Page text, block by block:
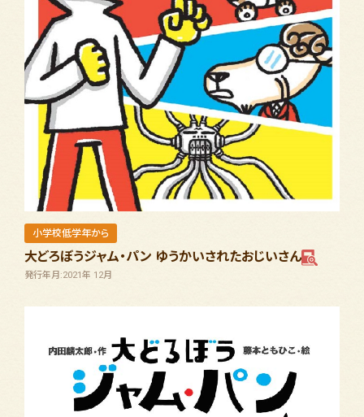
小学校低学年から
大どろぼうジャム・パン ゆうかいされたおじいさん
発行年月:2021年 12月